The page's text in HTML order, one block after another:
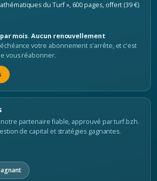
du Turf », 600 pages, offert (39 €)
mois.Aucun renouvellement
votre abonnement s'arrête, et c'est
vous réabonner.
partenaire fiable, approuvé par turf.bzh.
de capital et stratégies gagnantes.